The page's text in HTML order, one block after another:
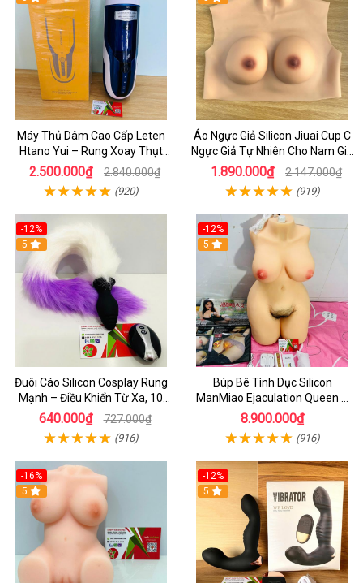
Máy Thủ Dâm Cao Cấp Leten
Htano Yui – Rung Xoay Thụt
Mạnh, Có Tiếng Rên JAV
2.500.000₫ 2.840.000₫
(920)
Áo Ngực Giả Silicon Jiuai Cup C
Ngực Giả Tự Nhiên Cho Nam Giả
Gái, Drag Queen
1.890.000₫ 2.147.000₫
(919)
-12%
5
Đuôi Cáo Silicon Cosplay Rung
Mạnh – Điều Khiển Từ Xa, 10
Chế Độ Cực Kích Thích
640.000₫ 727.000₫
(916)
-12%
5
Búp Bê Tình Dục Silicon
ManMiao Ejaculation Queen –
Rung Cảm Biến, Sưởi Ấm & Phun
Nước Thông Minh
8.900.000₫
(916)
-16%
5
-12%
5